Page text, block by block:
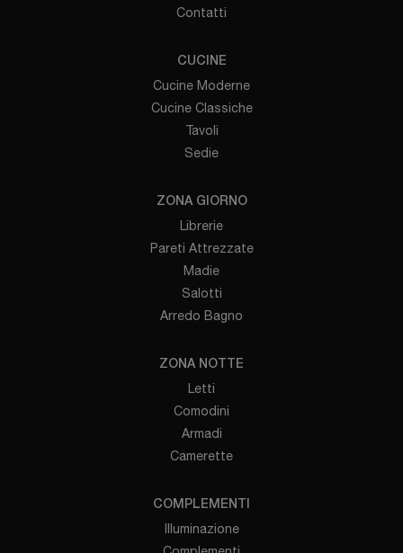
Contatti
CUCINE
Cucine Moderne
Cucine Classiche
Tavoli
Sedie
ZONA GIORNO
Librerie
Pareti Attrezzate
Madie
Salotti
Arredo Bagno
ZONA NOTTE
Letti
Comodini
Armadi
Camerette
COMPLEMENTI
Illuminazione